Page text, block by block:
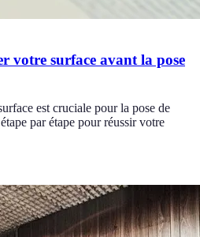
votre surface avant la pose
est cruciale pour la pose de
par étape pour réussir votre